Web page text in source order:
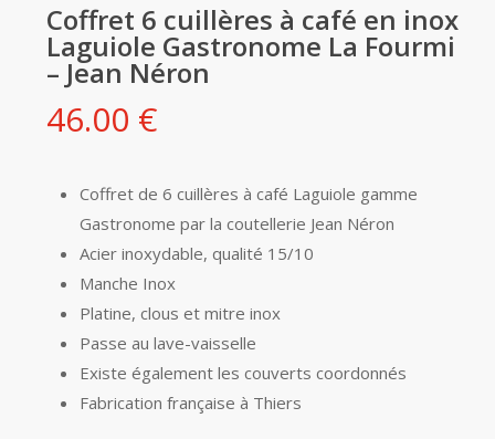
Coffret 6 cuillères à café en inox
Laguiole Gastronome La Fourmi
– Jean Néron
46.00 €
Coffret de 6 cuillères à café Laguiole gamme
Gastronome par la coutellerie Jean Néron
Acier inoxydable, qualité 15/10
Manche Inox
Platine, clous et mitre inox
Passe au lave-vaisselle
Existe également les couverts coordonnés
Fabrication française à Thiers